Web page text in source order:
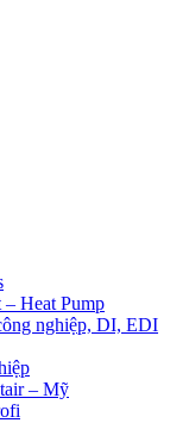
Heat Pump
nghiệp, DI, EDI
– Mỹ